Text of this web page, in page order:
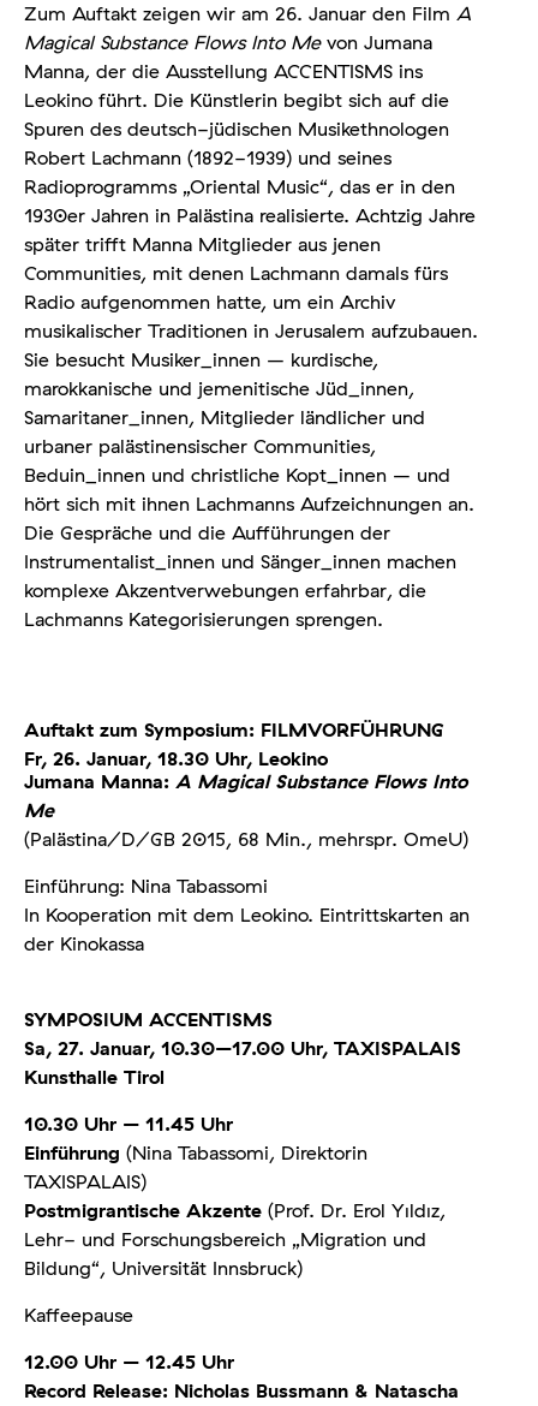
Zum Auftakt zeigen wir am 26. Januar den Film A
Magical Substance Flows Into Mevon Jumana
Manna, der die Ausstellung ACCENTISMS ins
Leokino führt. Die Künstlerin begibt sich auf die
Spuren des deutsch-jüdischen Musikethnologen
Robert Lachmann (1892-1939) und seines
Radioprogramms „Oriental Music“, das er in den
1930er Jahren in Palästina realisierte. Achtzig Jahre
später trifft Manna Mitglieder aus jenen
Communities, mit denen Lachmann damals fürs
Radio aufgenommen hatte, um ein Archiv
musikalischer Traditionen in Jerusalem aufzubauen.
Sie besucht Musiker_innen – kurdische,
marokkanische und jemenitische Jüd_innen,
Samaritaner_innen, Mitglieder ländlicher und
urbaner palästinensischer Communities,
Beduin_innen und christliche Kopt_innen – und
hört sich mit ihnen Lachmanns Aufzeichnungen an.
Die Gespräche und die Aufführungen der
Instrumentalist_innen und Sänger_innen machen
komplexe Akzentverwebungen erfahrbar, die
Lachmanns Kategorisierungen sprengen.
Auftakt zum Symposium: FILMVORFÜHRUNG
Fr, 26. Januar, 18.30 Uhr, Leokino
Jumana Manna: A Magical Substance Flows Into
Me
(Palästina/D/GB 2015, 68 Min., mehrspr. OmeU)
Einführung: Nina Tabassomi
In Kooperation mit dem Leokino. Eintrittskarten an
der Kinokassa
SYMPOSIUM ACCENTISMS
Sa, 27. Januar, 10.30–17.00 Uhr, TAXISPALAIS
Kunsthalle Tirol
10.30 Uhr – 11.45 Uhr
Einführung (Nina Tabassomi, Direktorin
TAXISPALAIS)
Postmigrantische Akzente (Prof. Dr. Erol Yıldız,
Lehr- und Forschungs­bereich „Migration und
Bildung“, Universität Innsbruck)
Kaffeepause
12.00 Uhr – 12.45 Uhr
Record Release: Nicholas Bussmann & Natascha